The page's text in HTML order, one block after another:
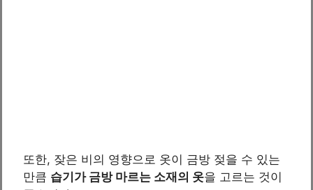
또한, 잦은 비의 영향으로 옷이 금방 젖을 수 있는
만큼 습기가 금방 마르는 소재의 옷을 고르는 것이